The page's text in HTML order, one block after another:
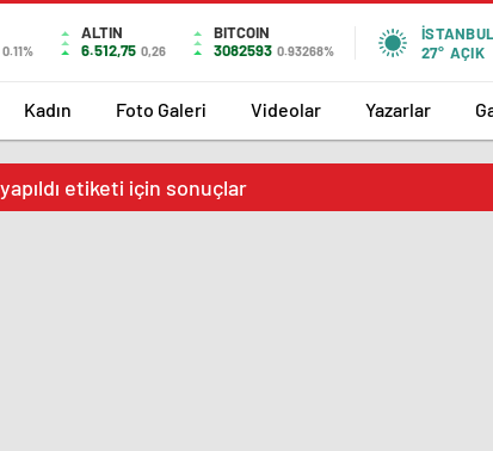
0.11%
ALTIN
6.512,75 0,26
BITCOIN
3082593 0.93268%
İSTANBUL
27° AÇIK
Kadın Foto Galeri Videolar Yazarlar
etiketi için sonuçlar